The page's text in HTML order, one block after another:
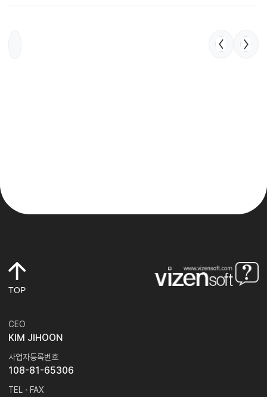
TOP
CEO
KIM JIHOON
사업자등록번호
108-81-65306
TEL · FAX